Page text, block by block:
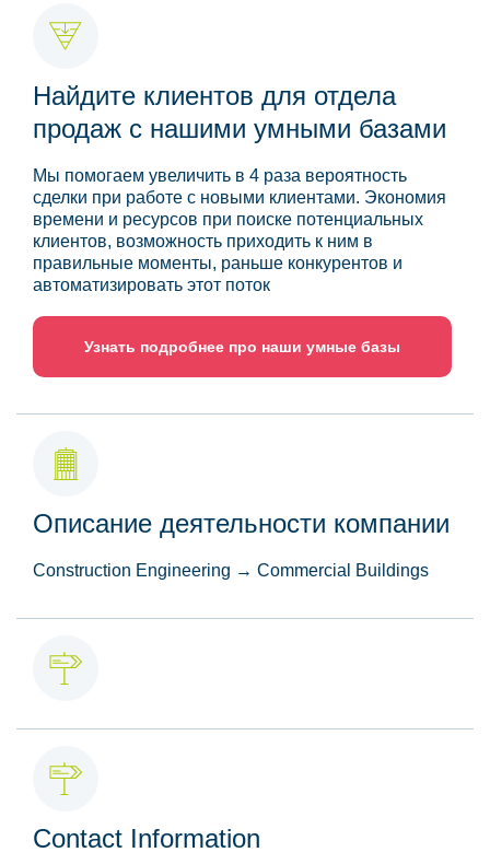
Найдите клиентов для отдела
продаж с нашими умными базами
Мы помогаем увеличить в 4 раза вероятность
сделки при работе с новыми клиентами. Экономия
времени и ресурсов при поиске потенциальных
клиентов, возможность приходить к ним в
правильные моменты, раньше конкурентов и
автоматизировать этот поток
Узнать подробнее про наши умные базы
Описание деятельности компании
Construction Engineering → Commercial Buildings
Contact Information